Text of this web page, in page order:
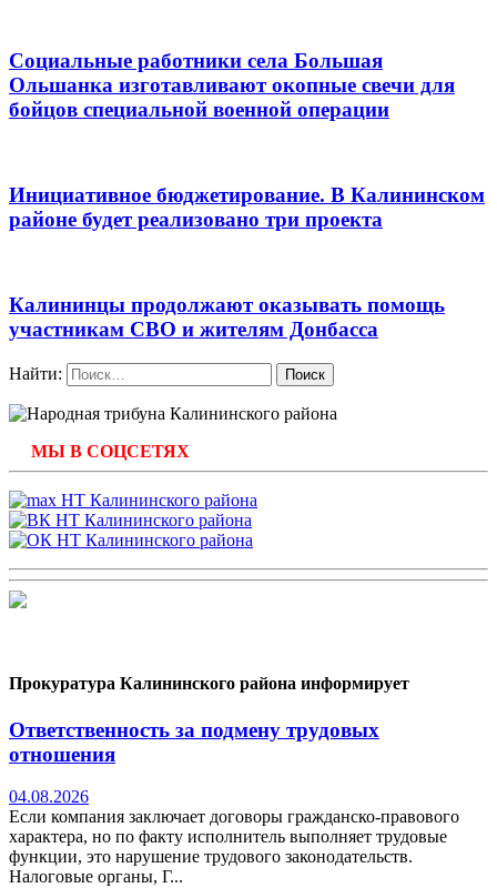
Социальные работники села Большая
Ольшанка изготавливают окопные свечи для
бойцов специальной военной операции
Инициативное бюджетирование. В Калининском
районе будет реализовано три проекта
Калининцы продолжают оказывать помощь
участникам СВО и жителям Донбасса
Найти:
МЫ В СОЦСЕТЯХ
Прокуратура Калининского района информирует
Ответственность за подмену трудовых
отношения
04.08.2026
Если компания заключает договоры гражданско-правового
характера, но по факту исполнитель выполняет трудовые
функции, это нарушение трудового законодательств.
Налоговые органы, Г...